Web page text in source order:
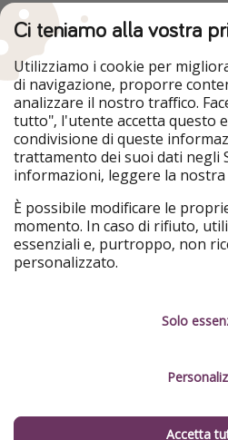
Tenerife offre non solo
una varietà di piatti tipici che
storia e cultura. Ecco una
iconici:
tapas più emblematiche
Ci teniamo alla vostra
Utilizziamo i cookie per
di navigazione, proporre
analizzare il nostro traffico.
tutto", l'utente accetta questo
condivisione di queste
trattamento dei suoi dati negli
informazioni, leggere la nostra
È possibile modificare le
momento. In caso di rifiuto,
essenziali e, purtroppo, non
personalizzato.
Solo
Accetta